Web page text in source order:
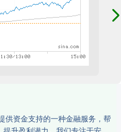
供资金支持的一种金融服务，帮